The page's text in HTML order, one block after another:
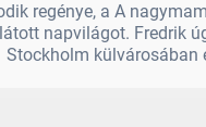
regénye, a A
napvilágot. Fredrik
Stockholm külvárosában